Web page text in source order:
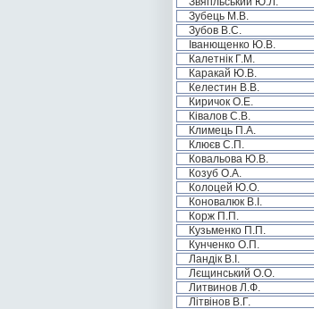
Зубець М.В.
Зубов В.С.
Іванющенко Ю.В.
Калетнік Г.М.
Каракай Ю.В.
Келестин В.В.
Киричок О.Е.
Ківалов С.В.
Климець П.А.
Клюєв С.П.
Ковальова Ю.В.
Козуб О.А.
Колоцей Ю.О.
Коновалюк В.І.
Корж П.П.
Кузьменко П.П.
Кунченко О.П.
Ландік В.І.
Лєщинський О.О.
Литвинов Л.Ф.
Літвінов В.Г.